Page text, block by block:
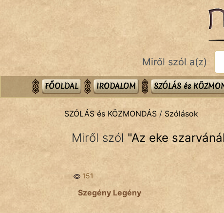
Bibliai
Közmondások
Szóláscsoportok
Miről szól a(z)
FŐOLDAL IRODALOM SZÓLÁS és
SZÓLÁS és KÖZMONDÁS / Szólások
Miről szól "Az eke
151
Szegény Legény